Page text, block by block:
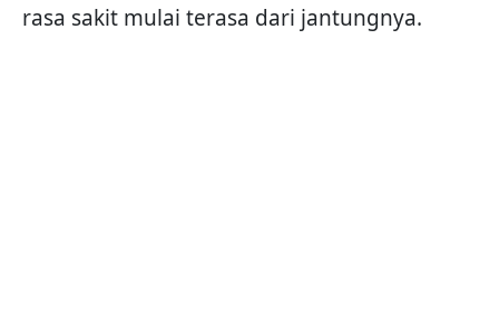
rasa sakit mulai terasa dari jantungnya.